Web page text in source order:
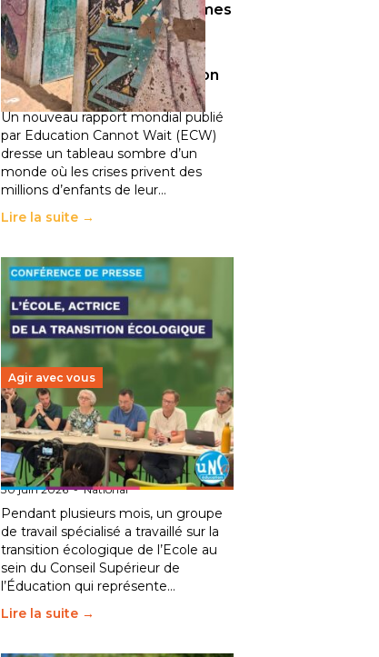
258 millions d’enfants victimes
de la guerre, des chocs
climatiques et des
déplacements de population
11 juillet 2026 -National
Un nouveau rapport mondial publié
par Education Cannot Wait (ECW)
dresse un tableau sombre d’un
monde où les crises privent des
millions d’enfants de leur…
Lire la suite →
Agir avec vous
Transition écologique de
l’éducation : l’UNSA Éducation
fait bouger les lignes
30 juin 2026-National
Pendant plusieurs mois, un groupe
de travail spécialisé a travaillé sur la
transition écologique de l’Ecole au
sein du Conseil Supérieur de
l’Éducation qui représente…
Lire la suite →